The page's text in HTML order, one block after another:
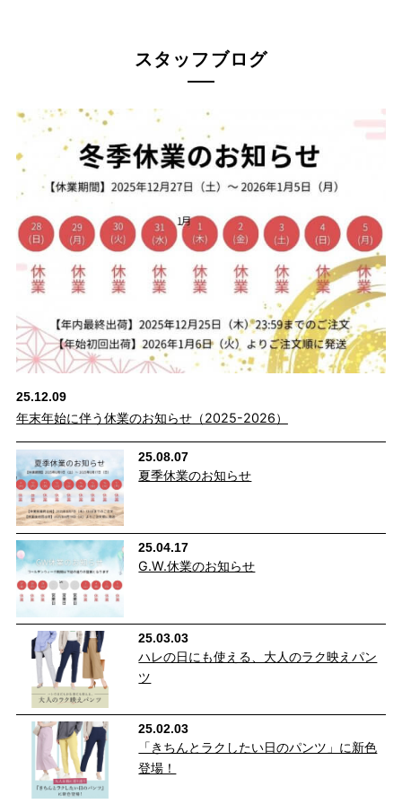
スタッフブログ
25.12.09
年末年始に伴う休業のお知らせ（2025-2026）
25.08.07
夏季休業のお知らせ
25.04.17
G.W.休業のお知らせ
25.03.03
ハレの日にも使える、大人のラク映えパン
ツ
25.02.03
「きちんとラクしたい日のパンツ」に新色
登場！